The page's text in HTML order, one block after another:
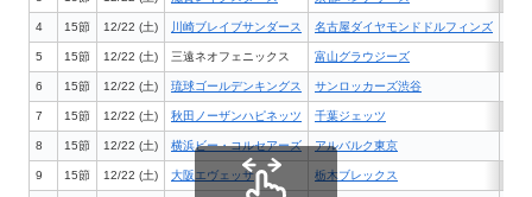
4 15節 12/22 (土) 川崎ブレイブサンダース 名古屋ダイヤモンドドルフィンズ
5 15節 12/22 (土) 三遠ネオフェニックス 富山グラウジーズ
6 15節 12/22 (土) 琉球ゴールデンキングス サンロッカーズ渋谷
7 15節 12/22 (土) 秋田ノーザンハピネッツ 千葉ジェッツ
8 15節 12/22 (土) 横浜ビー・コルセアーズ アルバルク東京
9 15節 12/22 (土) 大阪エヴェッサ 栃木ブレックス